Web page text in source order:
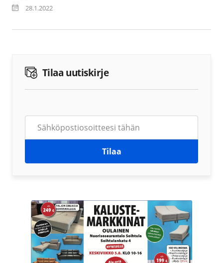
28.1.2022
Tilaa uutiskirje
Tilaa